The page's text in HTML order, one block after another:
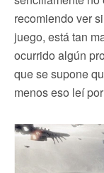
recomiendo ver
juego, está tan
ocurrido algún
que se supone
menos eso leí